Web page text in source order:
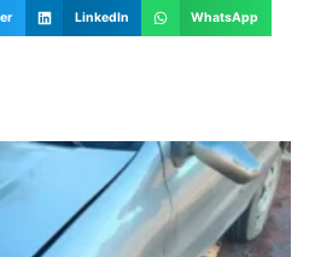
LinkedIn WhatsApp